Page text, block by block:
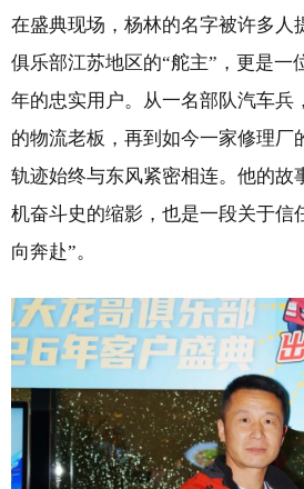
在盛典现场，杨林的名字被许多人
俱乐部江苏地区的“舵主”，更是一
年的忠实用户。从一名部队汽车兵
的物流老板，再到如今一家修理厂
轨迹始终与东风紧密相连。他的故
机奋斗史的缩影，也是一段关于信
向奔赴”。